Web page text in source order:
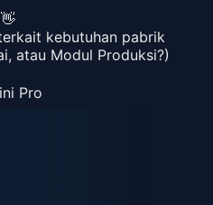
kebutuhan pabrik
atau Modul Produksi?)
Pro